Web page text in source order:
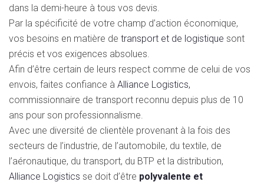
dans la demi-heure à tous vos devis.
Par la spécificité de votre champ d’action économique,
vos besoins en matière de transport et de logistique sont
précis et vos exigences absolues.
Afin d’être certain de leurs respect comme de celui de vos
envois, faites confiance à Alliance Logistics,
commissionnaire de transport reconnu depuis plus de 10
ans pour son professionnalisme.
Avec une diversité de clientèle provenant à la fois des
secteurs de l’industrie, de l’automobile, du textile, de
l’aéronautique, du transport, du BTP et la distribution,
Alliance Logistics se doit d’être polyvalente et